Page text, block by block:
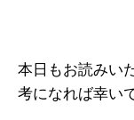
本日もお読みい
考になれば幸い